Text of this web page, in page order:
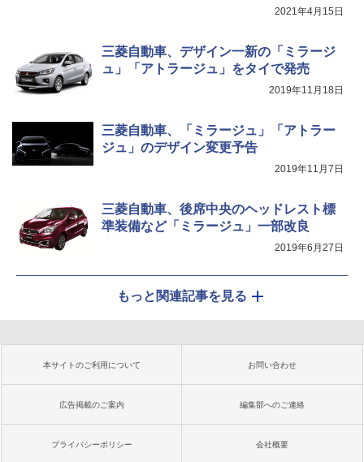
2021年4月15日
三菱自動車、デザイン一新の「ミラージ
ュ」「アトラージュ」をタイで発売
2019年11月18日
三菱自動車、「ミラージュ」「アトラー
ジュ」のデザイン変更予告
2019年11月7日
三菱自動車、後席中央のヘッドレスト標
準装備など「ミラージュ」一部改良
2019年6月27日
もっと関連記事を見る
本サイトのご利用について お問い合わせ
広告掲載のご案内 編集部へのご連絡
プライバシーポリシー 会社概要